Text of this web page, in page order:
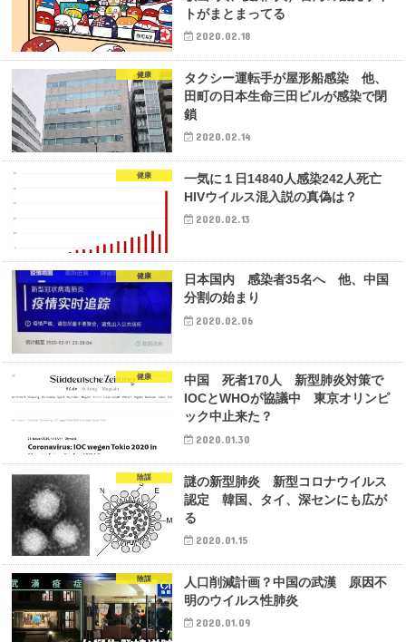
トがまとまってる
2020.02.18
健康
タクシー運転手が屋形船感染 他、
田町の日本生命三田ビルが感染で閉
鎖
2020.02.14
健康
一気に１日14840人感染242人死亡
HIVウイルス混入説の真偽は？
2020.02.13
健康
日本国内 感染者35名へ 他、中国
分割の始まり
2020.02.06
健康
中国 死者170人 新型肺炎対策で
IOCとWHOが協議中 東京オリンピ
ック中止来た？
2020.01.30
陰謀
謎の新型肺炎 新型コロナウイルス
認定 韓国、タイ、深センにも広が
る
2020.01.15
陰謀
人口削減計画？中国の武漢 原因不
明のウイルス性肺炎
2020.01.09